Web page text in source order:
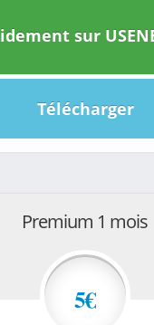
sur
Télécharger
Premium 1 mois
5€